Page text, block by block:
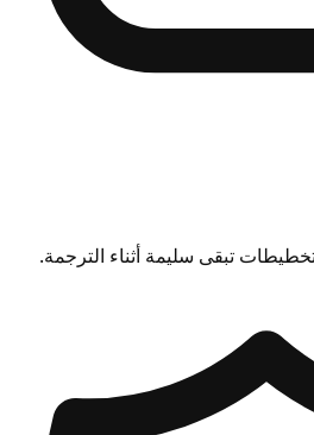
تبقى سليمة أثناء الترجمة.